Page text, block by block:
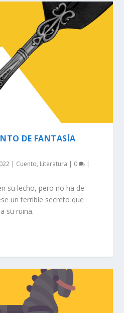
DE FANTASÍA
| Cuento, Literatura | 0 |
su lecho, pero no ha de
un terrible secreto que
su ruina.